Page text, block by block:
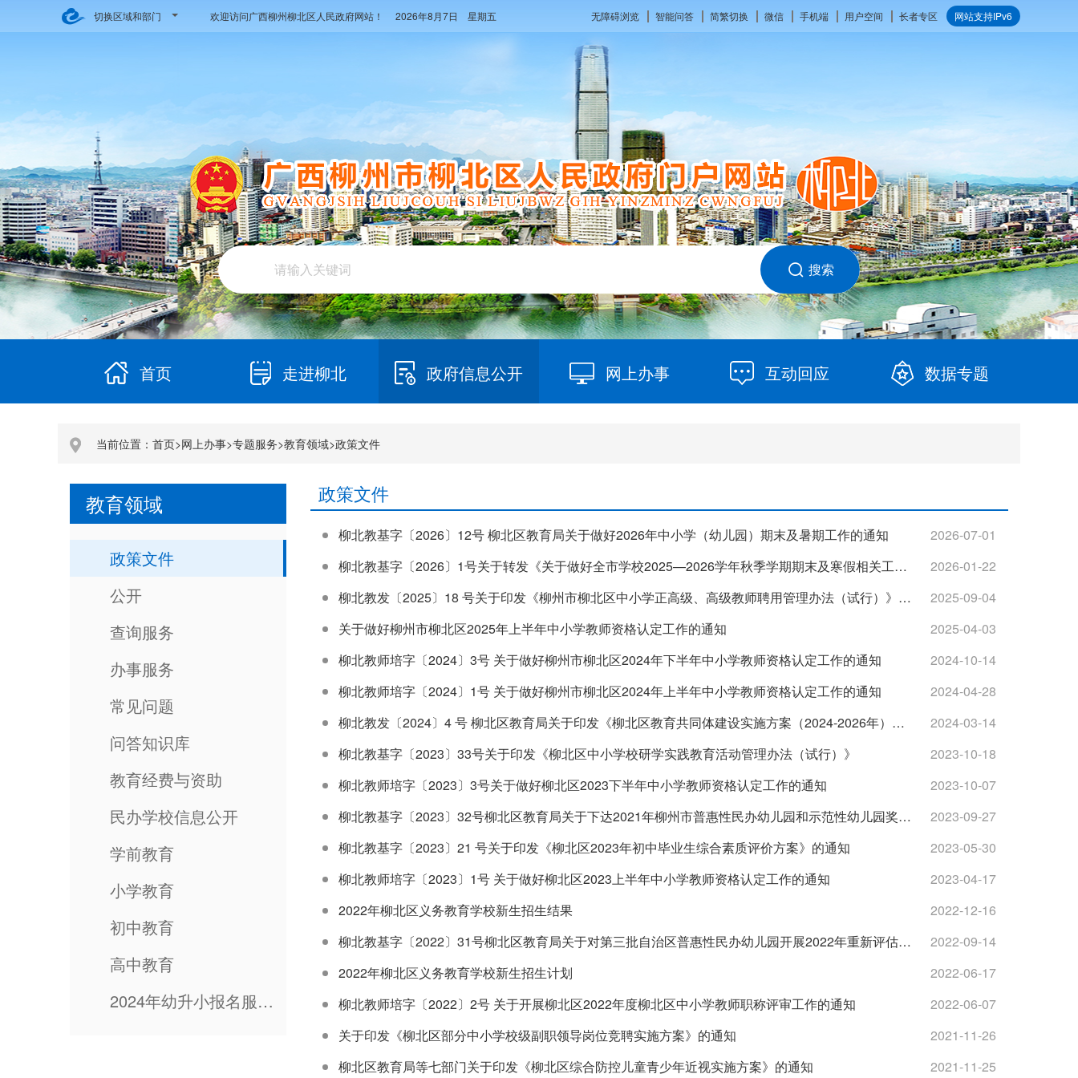
切换区域和部门 无障碍浏览 智能问答 简繁切换 微信 手机端 用户空间 长者专区 网站支持IPv6
欢迎访问广西柳州柳北区人民政府网站！ 2026年8月7日 星期五
搜索
首页 走进柳北 政府信息公开 网上办事 互动回应 数据专题
当前位置： 首页>网上办事>专题服务>教育领域>政策文件
教育领域
政策文件
公开
查询服务
办事服务
常见问题
问答知识库
教育经费与资助
民办学校信息公开
学前教育
小学教育
初中教育
高中教育
2024年幼升小报名服务指南
政策文件
柳北教基字〔2026〕12号 柳北区教育局关于做好2026年中小学（幼儿园）期末及暑期工作的通知
2026-07-01
柳北教基字〔2026〕1号关于转发《关于做好全市学校2025—2026学年秋季学期期末及寒假相关工作的通知》的通知
2026-01-22
柳北教发〔2025〕18 号关于印发《柳州市柳北区中小学正高级、高级教师聘用管理办法（试行）》通知
2025-09-04
关于做好柳州市柳北区2025年上半年中小学教师资格认定工作的通知
2025-04-03
柳北教师培字〔2024〕3号 关于做好柳州市柳北区2024年下半年中小学教师资格认定工作的通知
2024-10-14
柳北教师培字〔2024〕1号 关于做好柳州市柳北区2024年上半年中小学教师资格认定工作的通知
2024-04-28
柳北教发〔2024〕4 号 柳北区教育局关于印发《柳北区教育共同体建设实施方案（2024-2026年）》的通知
2024-03-14
柳北教基字〔2023〕33号关于印发《柳北区中小学校研学实践教育活动管理办法（试行）》
2023-10-18
柳北教师培字〔2023〕3号关于做好柳北区2023下半年中小学教师资格认定工作的通知
2023-10-07
柳北教基字〔2023〕32号柳北区教育局关于下达2021年柳州市普惠性民办幼儿园和示范性幼儿园奖励奖补资金的通知
2023-09-27
柳北教基字〔2023〕21 号关于印发《柳北区2023年初中毕业生综合素质评价方案》的通知
2023-05-30
柳北教师培字〔2023〕1号 关于做好柳北区2023上半年中小学教师资格认定工作的通知
2023-04-17
2022年柳北区义务教育学校新生招生结果
2022-12-16
柳北教基字〔2022〕31号柳北区教育局关于对第三批自治区普惠性民办幼儿园开展2022年重新评估认定工作的通知
2022-09-14
2022年柳北区义务教育学校新生招生计划
2022-06-17
柳北教师培字〔2022〕2号 关于开展柳北区2022年度柳北区中小学教师职称评审工作的通知
2022-06-07
关于印发《柳北区部分中小学校级副职领导岗位竞聘实施方案》的通知
2021-11-26
柳北区教育局等七部门关于印发《柳北区综合防控儿童青少年近视实施方案》的通知
2021-11-25